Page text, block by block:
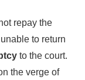
repay the
to return
to the court.
the verge of